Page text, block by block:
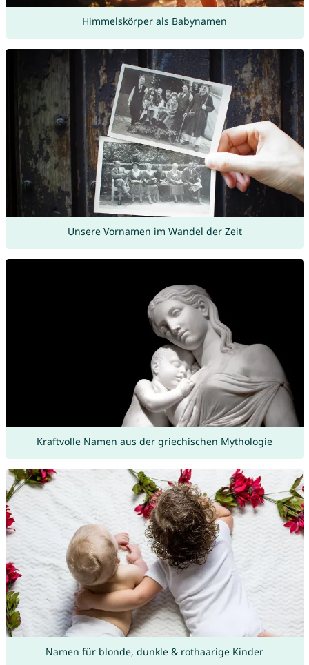
Himmelskörper als Babynamen
Unsere Vornamen im Wandel der Zeit
Kraftvolle Namen aus der griechischen Mythologie
Namen für blonde, dunkle & rothaarige Kinder